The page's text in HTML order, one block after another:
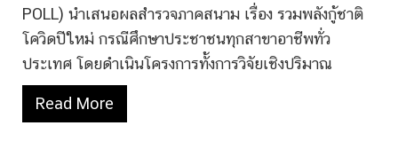
POLL) นำเสนอผลสำรวจภาคสนาม เรื่อง รวมพลังกู้ชาติ
โควิดปีใหม่ กรณีศึกษาประชาชนทุกสาขาอาชีพทั่ว
ประเทศ โดยดำเนินโครงการทั้งการวิจัยเชิงปริมาณ
Read More